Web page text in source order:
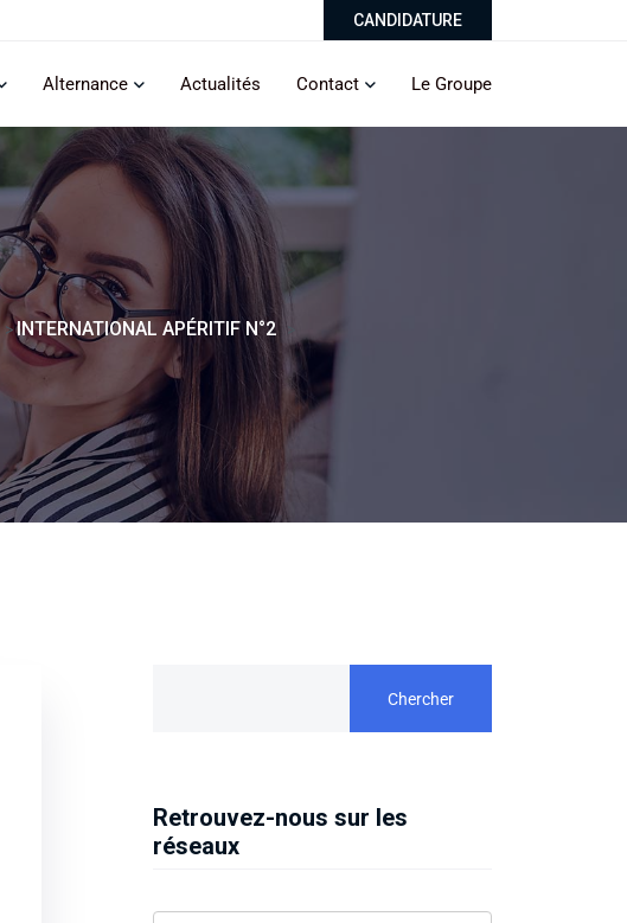
CANDIDATURE
Alternance Actualités Contact Le Groupe
>INTERNATIONAL APÉRITIF N°2 >
Chercher
Retrouvez-nous sur les
réseaux